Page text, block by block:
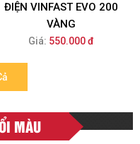
ĐIỆN VINFAST EVO 200
VÀNG
Giá: 550.000 đ
MÀU